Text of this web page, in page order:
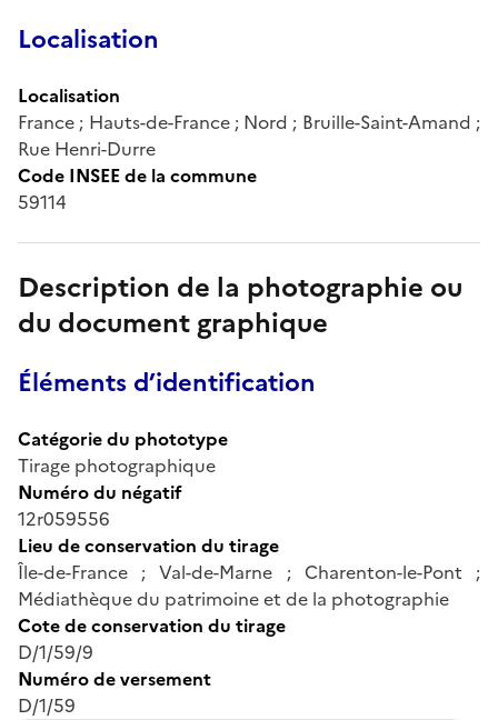
Localisation
Localisation
France ; Hauts-de-France ; Nord ; Bruille-Saint-Amand ;
Rue Henri-Durre
Code INSEE de la commune
59114
Description de la photographie ou
du document graphique
Éléments d’identification
Catégorie du phototype
Tirage photographique
Numéro du négatif
12r059556
Lieu de conservation du tirage
Île-de-France ; Val-de-Marne ; Charenton-le-Pont ;
Médiathèque du patrimoine et de la photographie
Cote de conservation du tirage
D/1/59/9
Numéro de versement
D/1/59